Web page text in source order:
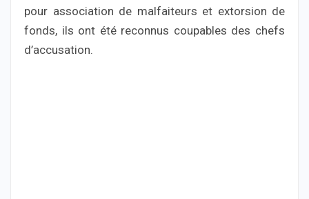
pour association de malfaiteurs et extorsion de
fonds, ils ont été reconnus coupables des chefs
d’accusation.